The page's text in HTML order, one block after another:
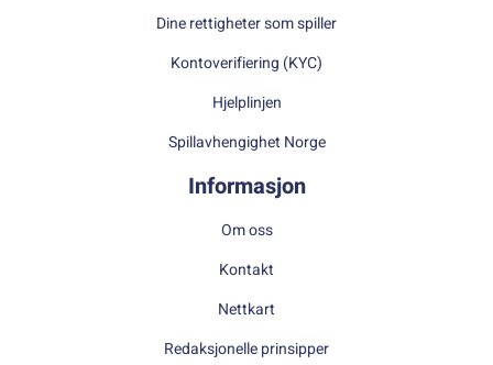
Dine rettigheter som spiller
Kontoverifiering (KYC)
Hjelplinjen
Spillavhengighet Norge
Informasjon
Om oss
Kontakt
Nettkart
Redaksjonelle prinsipper